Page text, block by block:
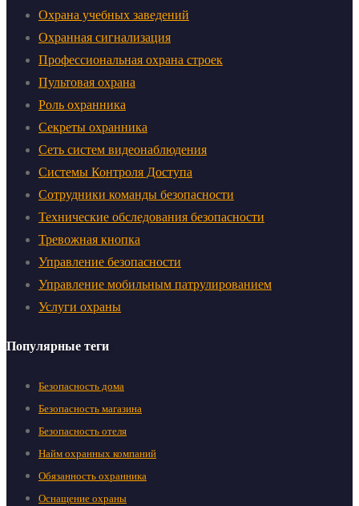
Охрана учебных заведений
Охранная сигнализация
Профессиональная охрана строек
Пультовая охрана
Роль охранника
Секреты охранника
Сеть систем видеонаблюдения
Системы Контроля Доступа
Сотрудники команды безопасности
Технические обследования безопасности
Тревожная кнопка
Управление безопасности
Управление мобильным патрулированием
Услуги охраны
Популярные теги
Безопасность дома
Безопасность магазина
Безопасность отеля
Найм охранных компаний
Обязанность охранника
Оснащение охраны